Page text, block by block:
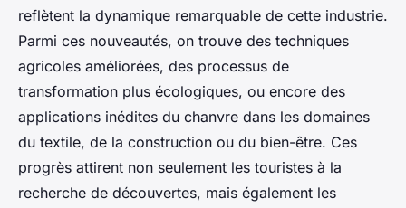
reflètent la dynamique remarquable de cette industrie.
Parmi ces nouveautés, on trouve des techniques
agricoles améliorées, des processus de
transformation plus écologiques, ou encore des
applications inédites du chanvre dans les domaines
du textile, de la construction ou du bien-être. Ces
progrès attirent non seulement les touristes à la
recherche de découvertes, mais également les